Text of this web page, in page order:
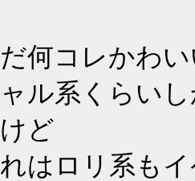
何コレかわ
ル系くらい
ど
はロリ系も